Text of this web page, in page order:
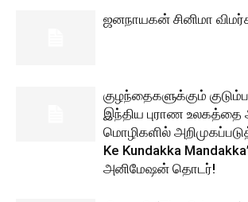
ஜனநாயகன் சினிமா
குழந்தைகளுக்கும்
இந்திய புராண உலகத்தை
மொழிகளில்
Ke Kundakka
அனிமேஷன் தொடர்!